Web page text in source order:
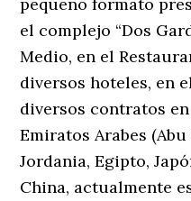
el complejo “Dos
Medio, en el
diversos hoteles, en
diversos contratos en
Emiratos Arabes
Jordania, Egipto,
China, actualmente